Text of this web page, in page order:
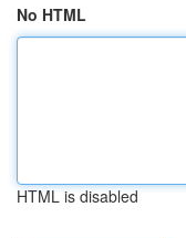
No HTML
HTML is disabled